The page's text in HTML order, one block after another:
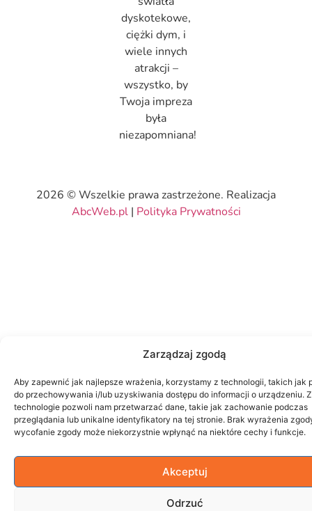
Zarządzaj zgodą
Aby zapewnić jak najlepsze wrażenia, korzystamy z technologii, takich jak
do przechowywania i/lub uzyskiwania dostępu do informacji o urządzeniu.
technologie pozwoli nam przetwarzać dane, takie jak zachowanie podczas
przeglądania lub unikalne identyfikatory na tej stronie. Brak wyrażenia
wycofanie zgody może niekorzystnie wpłynąć na niektóre cechy i funkcje.
Akceptuj
Odrzuć
dyskotekowe,
ciężki dym, i
wiele innych
atrakcji –
wszystko, by
Twoja impreza
była
niezapomniana!
2026 © Wszelkie prawa zastrzeżone. Realizacja
AbcWeb.pl| Polityka Prywatności